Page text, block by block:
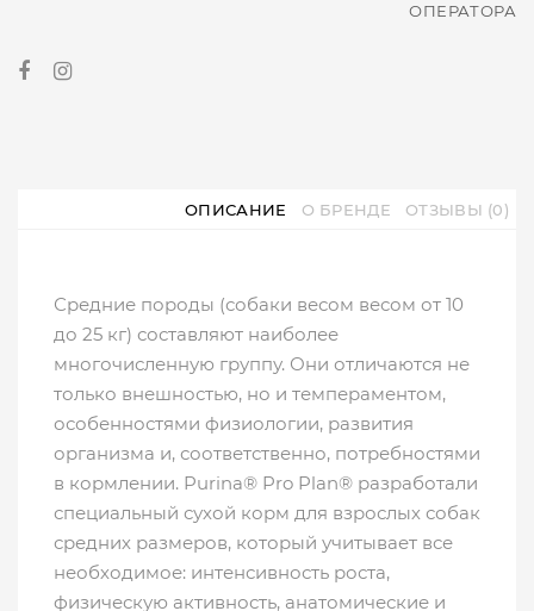
ОПЕРАТОРА
ОПИСАНИЕ О БРЕНДЕ ОТЗЫВЫ (0)
Средние породы (собаки весом весом от 10
до 25 кг) составляют наиболее
многочисленную группу. Они отличаются не
только внешностью, но и темпераментом,
особенностями физиологии, развития
организма и, соответственно, потребностями
в кормлении. Purina® Pro Plan® разработали
специальный сухой корм для взрослых собак
средних размеров, который учитывает все
необходимое: интенсивность роста,
физическую активность, анатомические и